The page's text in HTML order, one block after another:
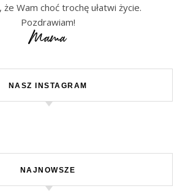
że Wam choć trochę ułatwi życie.
Pozdrawiam!
NASZ INSTAGRAM
NAJNOWSZE